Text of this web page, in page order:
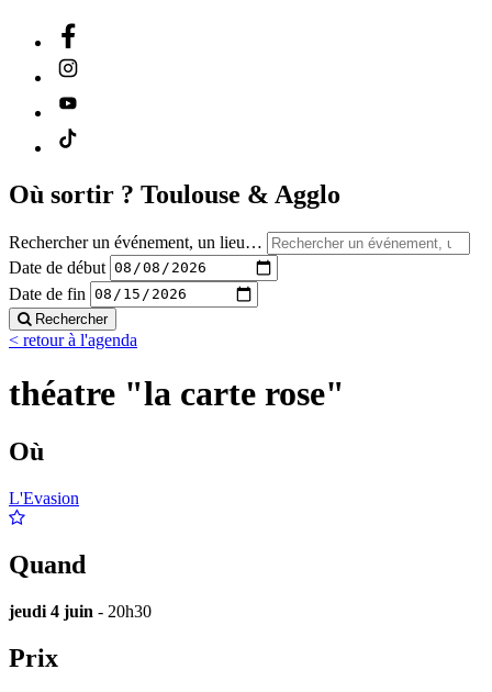
Où sortir ? Toulouse & Agglo
Rechercher un événement, un lieu…
Date de début
Date de fin
Rechercher
< retour à l'agenda
théatre "la carte rose"
Où
L'Evasion
Quand
jeudi 4 juin - 20h30
Prix